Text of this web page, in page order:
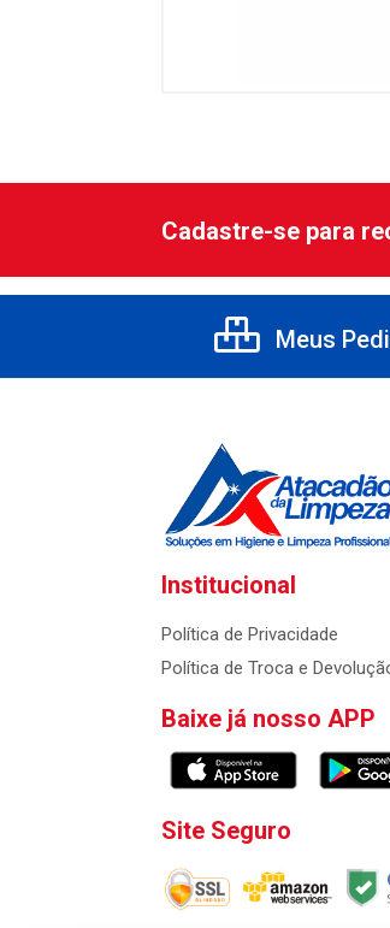
Cadastre-se para
Meus
Institucional
Política de Privacidade
Política de Troca e
Baixe já nosso APP
Site Seguro